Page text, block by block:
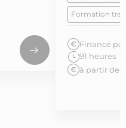
Formation
Financé par
91 heures
à partir de